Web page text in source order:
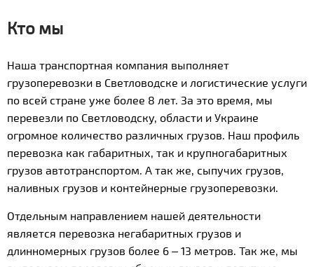
Кто мы
Наша транспортная компания выполняет
грузоперевозки в Светловодске и логистические услуги
по всей стране уже более 8 лет. За это время, мы
перевезли по Светловодску, области и Украине
огромное количество различных грузов. Наш профиль
перевозка как габаритных, так и крупногабаритных
грузов автотранспортом. А так же, сыпучих грузов,
наливных грузов и контейнерные грузоперевозки.
Отдельным направлением нашей деятельности
является перевозка негабаритных грузов и
длинномерных грузов более 6 – 13 метров. Так же, мы